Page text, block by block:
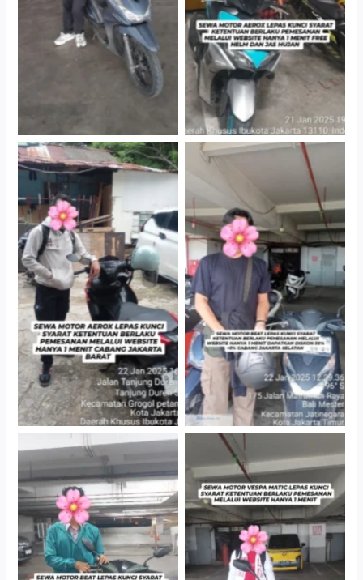
Gedung Parkir P6A
Gedung Parkir P6A
Cabang Jakarta Barat
Cityplaza Jatinegara
Gedung Parkir P6A
Cityplaza Jatinegara
Cityplaza Jatinegara